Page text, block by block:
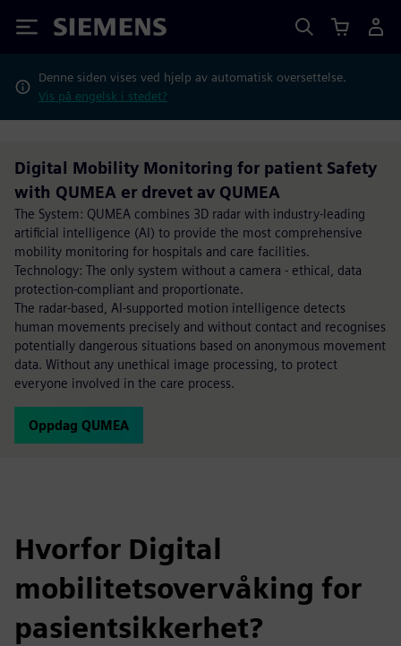
Siemens
Denne siden vises ved hjelp av automatisk oversettelse.
Vis på engelsk i stedet?
Digital Mobility Monitoring for patient Safety
with QUMEA er drevet av QUMEA
The System: QUMEA combines 3D radar with industry-leading
artificial intelligence (AI) to provide the most comprehensive
mobility monitoring for hospitals and care facilities.
Technology: The only system without a camera - ethical, data
protection-compliant and proportionate.
The radar-based, AI-supported motion intelligence detects
human movements precisely and without contact and recognises
potentially dangerous situations based on anonymous movement
data. Without any unethical image processing, to protect
everyone involved in the care process.
Oppdag QUMEA
Hvorfor Digital
mobilitetsovervåking for
pasientsikkerhet?